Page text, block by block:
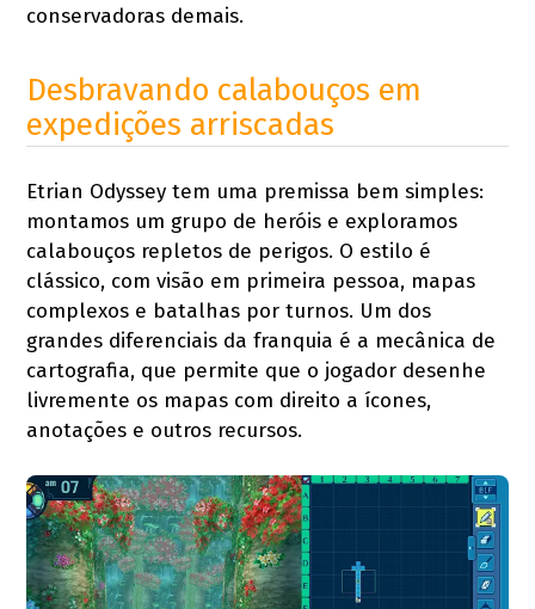
conservadoras demais.
Desbravando calabouços em
expedições arriscadas
Etrian Odyssey tem uma premissa bem simples:
montamos um grupo de heróis e exploramos
calabouços repletos de perigos. O estilo é
clássico, com visão em primeira pessoa, mapas
complexos e batalhas por turnos. Um dos
grandes diferenciais da franquia é a mecânica de
cartografia, que permite que o jogador desenhe
livremente os mapas com direito a ícones,
anotações e outros recursos.